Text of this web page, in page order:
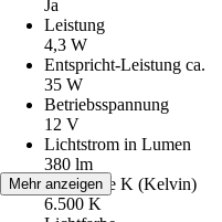
Ja
Leistung
4,3 W
Entspricht-Leistung ca.
35 W
Betriebsspannung
12 V
Lichtstrom in Lumen
380 lm
Lichtfarbe K (Kelvin)
6.500 K
Mehr anzeigen